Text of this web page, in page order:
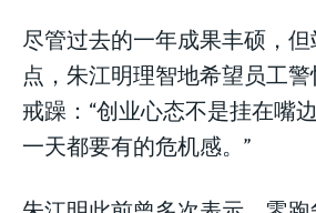
尽管过去的一年成果丰硕，
点，朱江明理智地希望员工警
戒躁：“创业心态不是挂在嘴
一天都要有的危机感。”